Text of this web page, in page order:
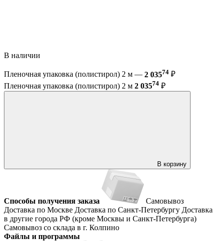
В наличии
Пленочная упаковка (полистирол) 2 м — 2 03574 ₽
Пленочная упаковка (полистирол) 2 м 2 03574 ₽
В корзину
Способы получения заказа
Самовывоз
Доставка по Москве Доставка по Санкт-Петербургу Доставка
в другие города РФ (кроме Москвы и Санкт-Петербурга)
Самовывоз со склада в г. Колпино
Файлы и программы